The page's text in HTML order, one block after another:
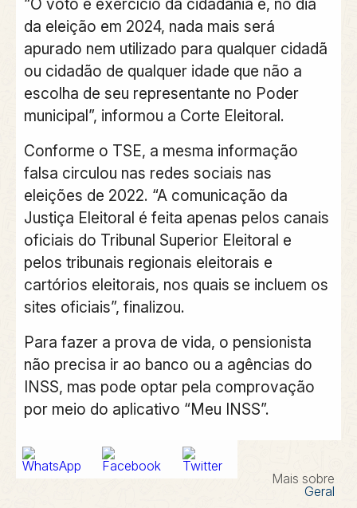
da eleição em 2024, nada mais será
apurado nem utilizado para qualquer cidadã
ou cidadão de qualquer idade que não a
escolha de seu representante no Poder
municipal”, informou a Corte Eleitoral.
Conforme o TSE, a mesma informação
falsa circulou nas redes sociais nas
eleições de 2022. “A comunicação da
Justiça Eleitoral é feita apenas pelos canais
oficiais do Tribunal Superior Eleitoral e
pelos tribunais regionais eleitorais e
cartórios eleitorais, nos quais se incluem os
sites oficiais”, finalizou.
Para fazer a prova de vida, o pensionista
não precisa ir ao banco ou a agências do
INSS, mas pode optar pela comprovação
por meio do aplicativo “Meu INSS”.
Mais sobre
Geral